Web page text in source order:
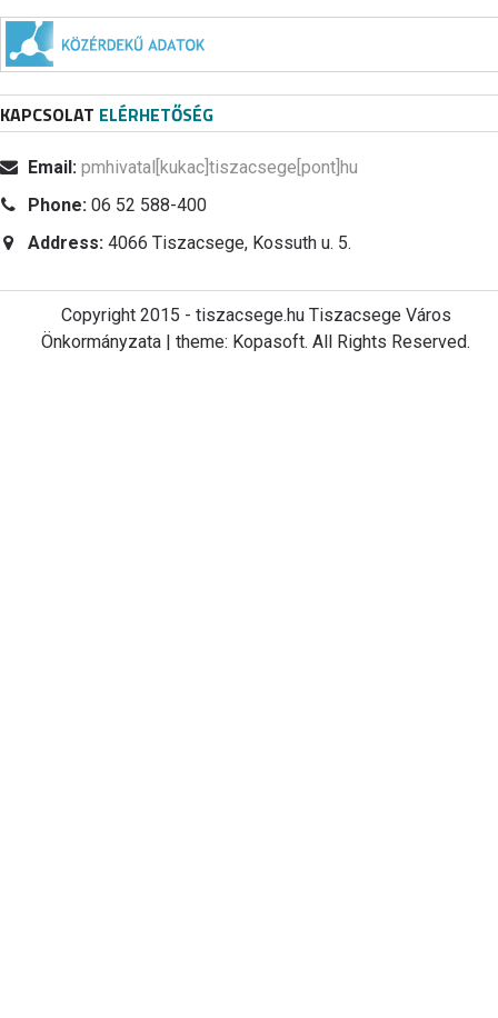
KAPCSOLAT ELÉRHETŐSÉG
Email: pmhivatal[kukac]tiszacsege[pont]hu
Phone: 06 52 588-400
Address: 4066 Tiszacsege, Kossuth u. 5.
Copyright 2015 - tiszacsege.hu Tiszacsege Város
Önkormányzata | theme: Kopasoft. All Rights Reserved.